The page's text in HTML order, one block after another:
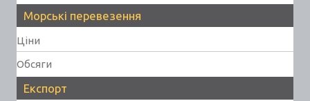
Морські перевезення
Ціни
Обсяги
Експорт